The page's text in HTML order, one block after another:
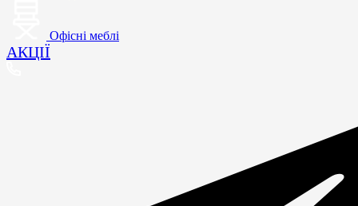
Офісні меблі
АКЦІЇ